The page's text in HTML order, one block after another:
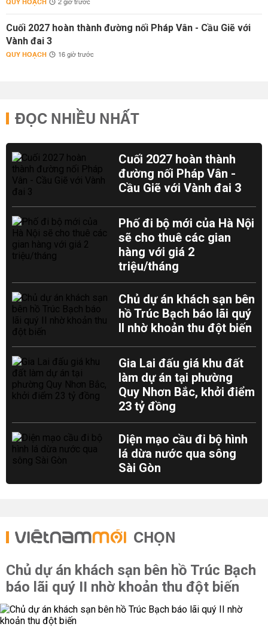
2 giờ trước
Cuối 2027 hoàn thành đường nối Pháp Vân - Cầu Giẽ với
Vành đai 3
QUY HOẠCH 16 giờ trước
ĐỌC NHIỀU NHẤT
Cuối 2027 hoàn thành
đường nối Pháp Vân -
Cầu Giẽ với Vành đai 3
Phố đi bộ mới của Hà Nội
sẽ cho thuê các gian
hàng với giá 2
triệu/tháng
Chủ dự án khách sạn bên
hồ Trúc Bạch báo lãi quý
II nhờ khoản thu đột biến
Gia Lai đấu giá khu đất
làm dự án tại phường
Quy Nhơn Bắc, khởi điểm
23 tỷ đồng
Diện mạo cầu đi bộ hình
lá dừa nước qua sông
Sài Gòn
CHỌN
Chủ dự án khách sạn bên hồ Trúc Bạch
báo lãi quý II nhờ khoản thu đột biến